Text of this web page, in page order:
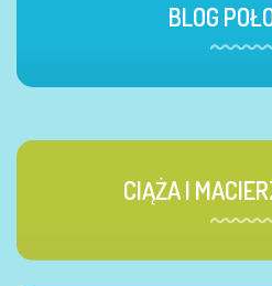
BLOG
CIĄŻA I